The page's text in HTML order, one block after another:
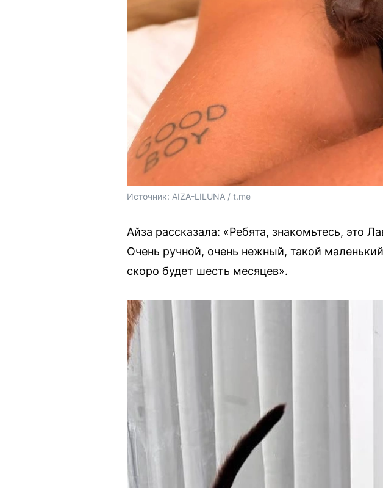
Источник: AIZA-LILUNA / t.me
Айза рассказала: «Ребята, знакомьтесь,
Очень ручной, очень нежный, такой
скоро будет шесть месяцев».